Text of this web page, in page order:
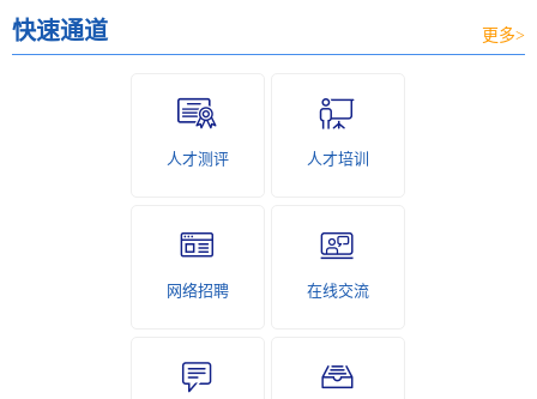
快速通道 更多>
人才测评 人才培训
网络招聘 在线交流